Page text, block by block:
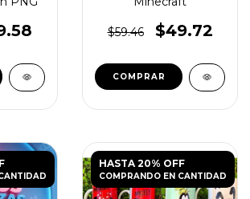
$59.46 $49.72
HASTA 20% OFF
COMPRANDO EN CANTIDAD